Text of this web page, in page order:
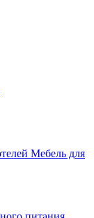
Мебель для